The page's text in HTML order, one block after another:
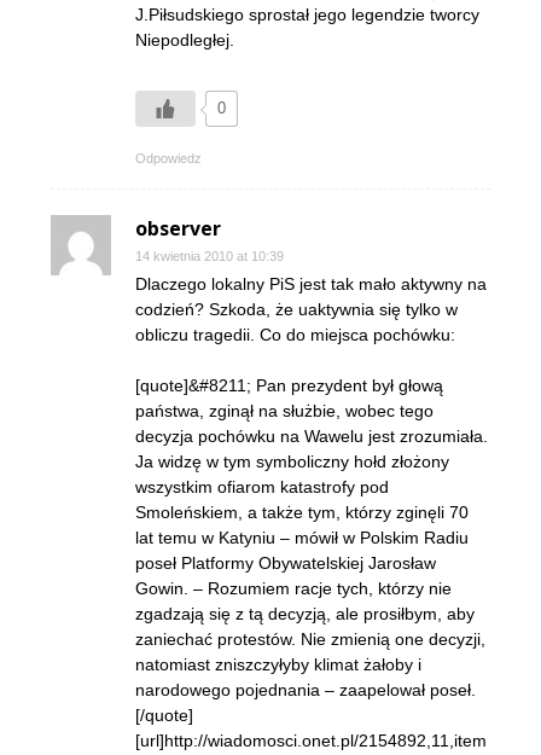
J.Piłsudskiego sprostał jego legendzie tworcy
Niepodległej.
0
Odpowiedz
observer
14 kwietnia 2010 at 10:39
Dlaczego lokalny PiS jest tak mało aktywny na
codzień? Szkoda, że uaktywnia się tylko w
obliczu tragedii. Co do miejsca pochówku:
[quote]&#8211; Pan prezydent był głową
państwa, zginął na służbie, wobec tego
decyzja pochówku na Wawelu jest zrozumiała.
Ja widzę w tym symboliczny hołd złożony
wszystkim ofiarom katastrofy pod
Smoleńskiem, a także tym, którzy zginęli 70
lat temu w Katyniu – mówił w Polskim Radiu
poseł Platformy Obywatelskiej Jarosław
Gowin. – Rozumiem racje tych, którzy nie
zgadzają się z tą decyzją, ale prosiłbym, aby
zaniechać protestów. Nie zmienią one decyzji,
natomiast zniszczyłyby klimat żałoby i
narodowego pojednania – zaapelował poseł.
[/quote]
[url]http://wiadomosci.onet.pl/2154892,11,item